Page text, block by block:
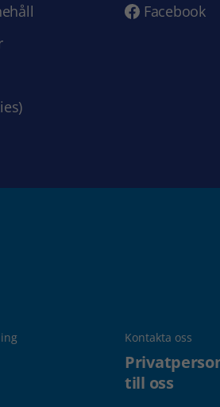
Facebook
Kontakta oss
till oss